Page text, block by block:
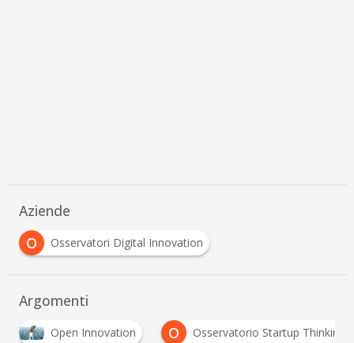
Aziende
O
Osservatori Digital Innovation
Argomenti
Open Innovation Osservatorio Startup Thinking